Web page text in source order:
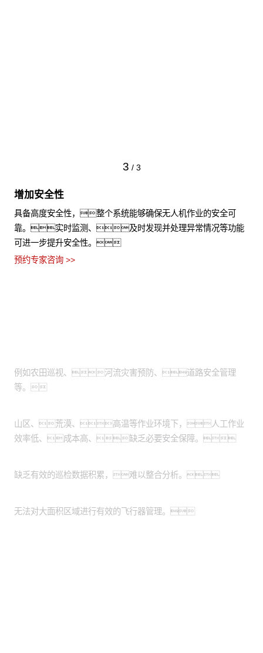
3 / 3
增加安全性
具备高度安全性，整个系统能够确保无人机作业的安全可
靠。实时监测、及时发现并处理异常情况等功能
可进一步提升安全性。
预约专家咨询 >>
例如农田巡视、河流灾害预防、道路安全管理
等。
山区、荒漠、高温等作业环境下，人工作业
效率低、成本高、缺乏必要安全保障。
缺乏有效的巡检数据积累，难以整合分析。
无法对大面积区域进行有效的飞行器管理。